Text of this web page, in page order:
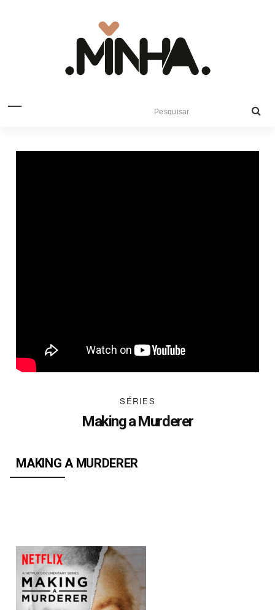
SÉRIES
Making a Murderer
MAKING A MURDERER